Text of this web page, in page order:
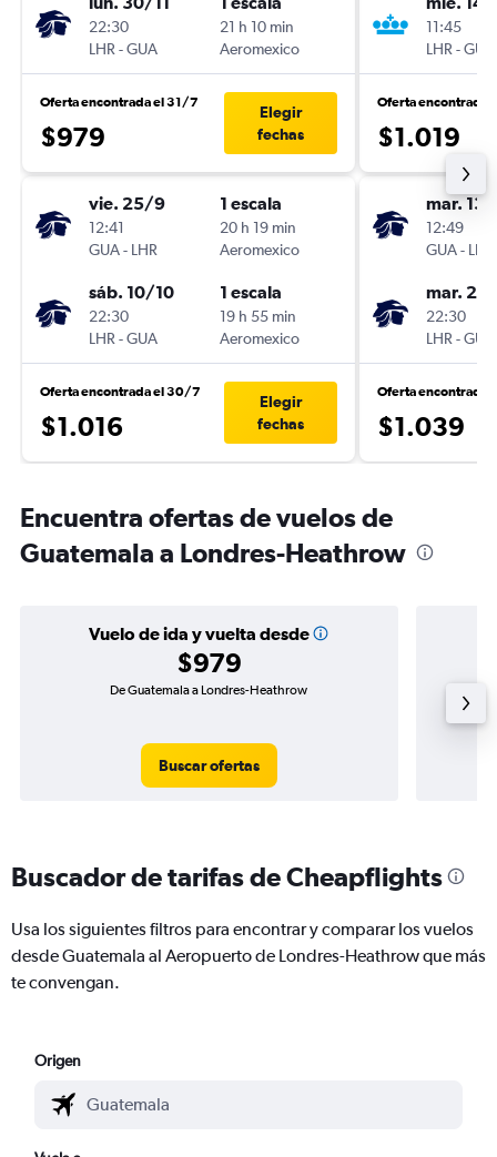
22:30
LHR -GUA
21 h 10 min
Aeromexico
Oferta encontrada el 31/7
$979
Elegir
fechas
vie. 25/9
12:41
GUA- LHR
1 escala
20 h 19 min
Aeromexico
sáb. 10/10
22:30
LHR -GUA
1 escala
19 h 55 min
Aeromexico
Oferta encontrada el 30/7
$1.016
Elegir
fechas
11:45
LHR -GUA
Oferta encontrada
$1.019
mar. 13/
12:49
GUA- LHR
mar.
22:30
LHR -GUA
Oferta encontrada
$1.039
Encuentra ofertas de vuelos de
Guatemala a Londres-Heathrow
Vuelo de ida y vuelta desde
$979
De Guatemala a Londres-Heathrow
Buscar ofertas
Buscador de tarifas de Cheapflights
Usa los siguientes filtros para encontrar y comparar los vuelos
desde Guatemala al Aeropuerto de Londres-Heathrow que más
te convengan.
Origen